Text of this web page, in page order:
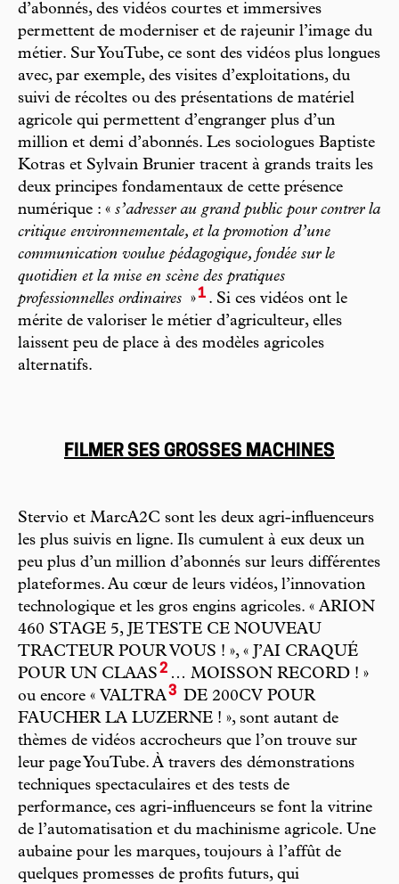
d’abonnés, des vidéos courtes et immersives
permettent de moderniser et de rajeunir l’image du
métier. Sur YouTube, ce sont des vidéos plus longues
avec, par exemple, des visites d’exploitations, du
suivi de récoltes ou des présentations de matériel
agricole qui permettent d’engranger plus d’un
million et demi d’abonnés. Les sociologues Baptiste
Kotras et Sylvain Brunier tracent à grands traits les
deux principes fondamentaux de cette présence
numérique : « s’adresser au grand public pour contrer la
critique environnementale, et la promotion d’une
communication voulue pédagogique, fondée sur le
quotidien et la mise en scène des pratiques
professionnelles ordinaires »1 . Si ces vidéos ont le
mérite de valoriser le métier d’agriculteur, elles
laissent peu de place à des modèles agricoles
alternatifs.
FILMER SES GROSSES MACHINES
Stervio et MarcA2C sont les deux agri-influenceurs
les plus suivis en ligne. Ils cumulent à eux deux un
peu plus d’un million d’abonnés sur leurs différentes
plateformes. Au cœur de leurs vidéos, l’innovation
technologique et les gros engins agricoles. « ARION
460 STAGE 5, JE TESTE CE NOUVEAU
TRACTEUR POUR VOUS ! », « J’AI CRAQUÉ
POUR UN CLAAS2 … MOISSON RECORD ! »
ou encore « VALTRA3 DE 200CV POUR
FAUCHER LA LUZERNE ! », sont autant de
thèmes de vidéos accrocheurs que l’on trouve sur
leur page YouTube. À travers des démonstrations
techniques spectaculaires et des tests de
performance, ces agri-influenceurs se font la vitrine
de l’automatisation et du machinisme agricole. Une
aubaine pour les marques, toujours à l’affût de
quelques promesses de profits futurs, qui